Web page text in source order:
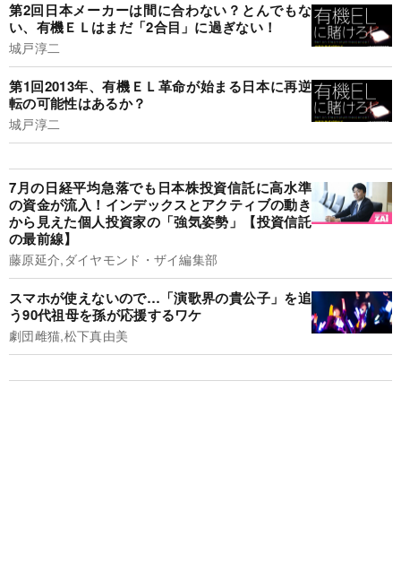
第2回日本メーカーは間に合わない？とんでもな
い、有機ＥＬはまだ「2合目」に過ぎない！
城戸淳二
第1回2013年、有機ＥＬ革命が始まる日本に再逆
転の可能性はあるか？
城戸淳二
7月の日経平均急落でも日本株投資信託に高水準
の資金が流入！インデックスとアクティブの動き
から見えた個人投資家の「強気姿勢」【投資信託
の最前線】
藤原延介,ダイヤモンド・ザイ編集部
スマホが使えないので…「演歌界の貴公子」を追
う90代祖母を孫が応援するワケ
劇団雌猫,松下真由美